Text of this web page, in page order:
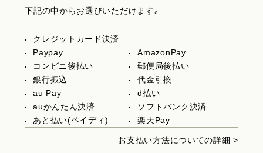
下記の中からお選びいただけます。
クレジットカード決済
Paypay
AmazonPay
コンビニ後払い
郵便局後払い
銀行振込
代金引換
au Pay
d払い
auかんたん決済
ソフトバンク決済
あと払い(ペイディ)
楽天Pay
お支払い方法についての詳細 >